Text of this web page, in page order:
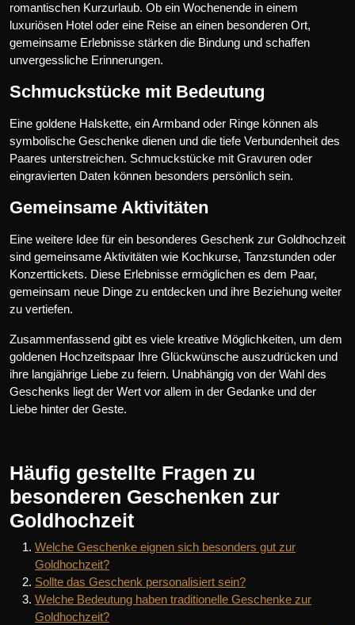
romantischen Kurzurlaub. Ob ein Wochenende in einem
luxuriösen Hotel oder eine Reise an einen besonderen Ort,
gemeinsame Erlebnisse stärken die Bindung und schaffen
unvergessliche Erinnerungen.
Schmuckstücke mit Bedeutung
Eine goldene Halskette, ein Armband oder Ringe können als
symbolische Geschenke dienen und die tiefe Verbundenheit des
Paares unterstreichen. Schmuckstücke mit Gravuren oder
eingravierten Daten können besonders persönlich sein.
Gemeinsame Aktivitäten
Eine weitere Idee für ein besonderes Geschenk zur Goldhochzeit
sind gemeinsame Aktivitäten wie Kochkurse, Tanzstunden oder
Konzerttickets. Diese Erlebnisse ermöglichen es dem Paar,
gemeinsam neue Dinge zu entdecken und ihre Beziehung weiter
zu vertiefen.
Zusammenfassend gibt es viele kreative Möglichkeiten, um dem
goldenen Hochzeitspaar Ihre Glückwünsche auszudrücken und
ihre langjährige Liebe zu feiern. Unabhängig von der Wahl des
Geschenks liegt der Wert vor allem in der Gedanke und der
Liebe hinter der Geste.
Häufig gestellte Fragen zu
besonderen Geschenken zur
Goldhochzeit
Welche Geschenke eignen sich besonders gut zur
Goldhochzeit?
Sollte das Geschenk personalisiert sein?
Welche Bedeutung haben traditionelle Geschenke zur
Goldhochzeit?